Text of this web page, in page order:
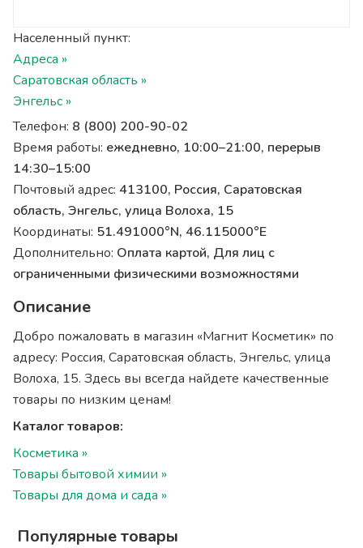
Населенный пункт:
Адреса »
Саратовская область »
Энгельс »
Телефон: 8 (800) 200-90-02
Время работы: ежедневно, 10:00–21:00, перерыв
14:30–15:00
Почтовый адрес: 413100, Россия, Саратовская
область, Энгельс, улица Волоха, 15
Координаты: 51.491000°N, 46.115000°E
Дополнительно: Оплата картой, Для лиц с
ограниченными физическими возможностями
Описание
Добро пожаловать в магазин «Магнит Косметик» по
адресу: Россия, Саратовская область, Энгельс, улица
Волоха, 15. Здесь вы всегда найдете качественные
товары по низким ценам!
Каталог товаров:
Косметика »
Товары бытовой химии »
Товары для дома и сада »
Популярные товары